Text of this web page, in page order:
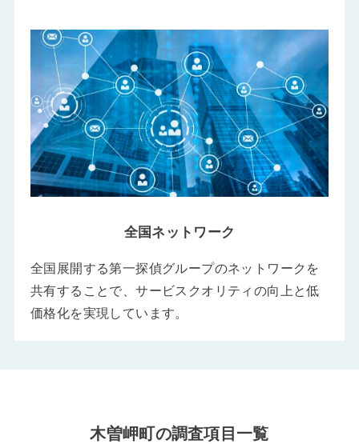
全国ネットワーク
全国展開する第一探偵グループのネットワークを
共有することで、サービスクオリティの向上と低
価格化を実現しています。
木曽岬町の調査項目一覧